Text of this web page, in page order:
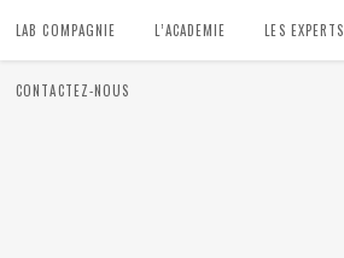
LAB COMPAGNIE L’ACADEMIE LES EXPERTS
CONTACTEZ-NOUS